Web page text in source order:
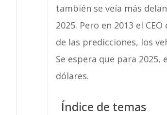
también se veía más
2025. Pero en 2013 el
de las predicciones, los
Se espera que para
dólares.
Índice de temas